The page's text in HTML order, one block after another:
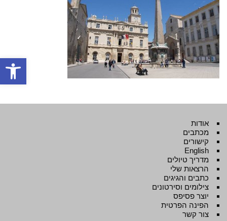
פתח
אודות
מכתבים
קישורים
English
מדריך טיולים
הרצאות שלי
כתבים והגיגים
צילומים וסירטונים
יוצר פסיפס
הפינה הפרטית
צור קשר